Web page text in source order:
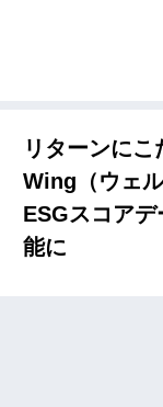
リターンに
Wing（ウェ
ESGスコア
能に